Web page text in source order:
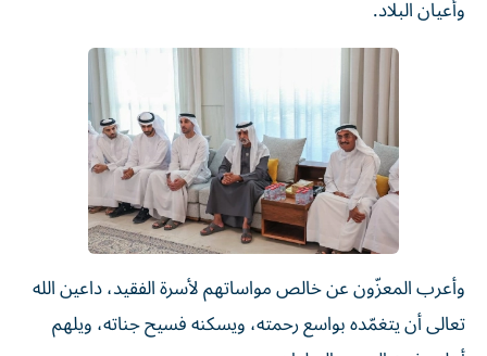
وأعيان البلاد.
وأعرب المعزّون عن خالص مواساتهم لأسرة الفقيد، داعين الله
تعالى أن يتغمّده بواسع رحمته، ويسكنه فسيح جناته، ويلهم